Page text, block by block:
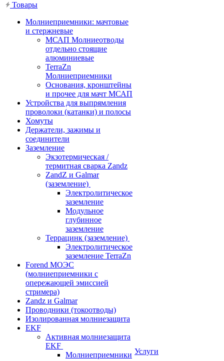
Товары
Молниеприемники: мачтовые
и стержневые
МСАП Молниеотводы
отдельно стоящие
алюминиевые
TerraZn
Молниеприемники
Основания, кронштейны
и прочее для мачт МСАП
Устройства для выпрямления
проволоки (катанки) и полосы
Хомуты
Держатели, зажимы и
соединители
Заземление
Экзотермическая /
термитная сварка Zandz
ZandZ и Galmar
(заземление)
Электролитическое
заземление
Модульное
глубинное
заземление
Террацинк (заземление)
Электролитическое
заземление TerraZn
Forend МОЭС
(молниеприемники с
опережающей эмиссией
стримера)
Zandz и Galmar
Проводники (токоотводы)
Изолированная молниезащита
EKF
Активная молниезащита
EKF
Молниеприемники Услуги